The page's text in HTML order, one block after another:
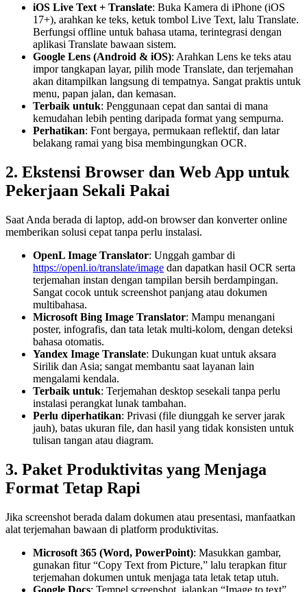
iOS Live Text + Translate: Buka Kamera di iPhone (iOS
17+), arahkan ke teks, ketuk tombol Live Text, lalu Translate.
Berfungsi offline untuk bahasa utama, terintegrasi dengan
aplikasi Translate bawaan sistem.
Google Lens (Android & iOS): Arahkan Lens ke teks atau
impor tangkapan layar, pilih mode Translate, dan terjemahan
akan ditampilkan langsung di tempatnya. Sangat praktis untuk
menu, papan jalan, dan kemasan.
Terbaik untuk: Penggunaan cepat dan santai di mana
kemudahan lebih penting daripada format yang sempurna.
Perhatikan: Font bergaya, permukaan reflektif, dan latar
belakang ramai yang bisa membingungkan OCR.
2. Ekstensi Browser dan Web App untuk
Pekerjaan Sekali Pakai
Saat Anda berada di laptop, add-on browser dan konverter online
memberikan solusi cepat tanpa perlu instalasi.
OpenL Image Translator: Unggah gambar di
https://openl.io/translate/image dan dapatkan hasil OCR serta
terjemahan instan dengan tampilan bersih berdampingan.
Sangat cocok untuk screenshot panjang atau dokumen
multibahasa.
Microsoft Bing Image Translator: Mampu menangani
poster, infografis, dan tata letak multi-kolom, dengan deteksi
bahasa otomatis.
Yandex Image Translate: Dukungan kuat untuk aksara
Sirilik dan Asia; sangat membantu saat layanan lain
mengalami kendala.
Terbaik untuk: Terjemahan desktop sesekali tanpa perlu
instalasi perangkat lunak tambahan.
Perlu diperhatikan: Privasi (file diunggah ke server jarak
jauh), batas ukuran file, dan hasil yang tidak konsisten untuk
tulisan tangan atau diagram.
3. Paket Produktivitas yang Menjaga
Format Tetap Rapi
Jika screenshot berada dalam dokumen atau presentasi, manfaatkan
alat terjemahan bawaan di platform produktivitas.
Microsoft 365 (Word, PowerPoint): Masukkan gambar,
gunakan fitur “Copy Text from Picture,” lalu terapkan fitur
terjemahan dokumen untuk menjaga tata letak tetap utuh.
Google Docs: Tempel screenshot, jalankan “Image to text”